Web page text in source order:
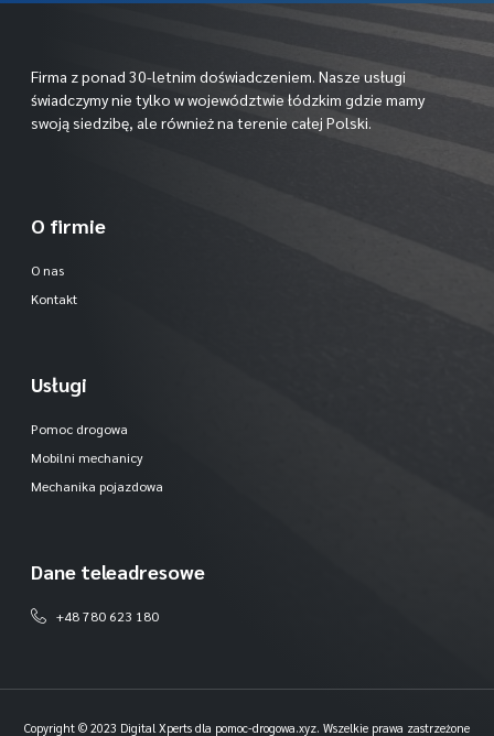
Firma z ponad 30-letnim doświadczeniem. Nasze usługi
świadczymy nie tylko w województwie łódzkim gdzie mamy
swoją siedzibę, ale również na terenie całej Polski.
O firmie
O nas
Kontakt
Usługi
Pomoc drogowa
Mobilni mechanicy
Mechanika pojazdowa
Dane teleadresowe
+48 780 623 180
Copyright © 2023 Digital Xperts dla pomoc-drogowa.xyz. Wszelkie prawa zastrzeżone